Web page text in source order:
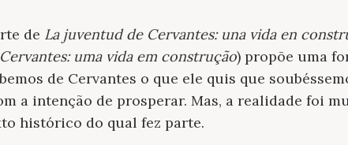
de La juventud de Cervantes: una vida en
uma vida em construção) propõe uma
de Cervantes o que ele quis que
a intenção de prosperar. Mas, a realidade foi
histórico do qual fez parte.